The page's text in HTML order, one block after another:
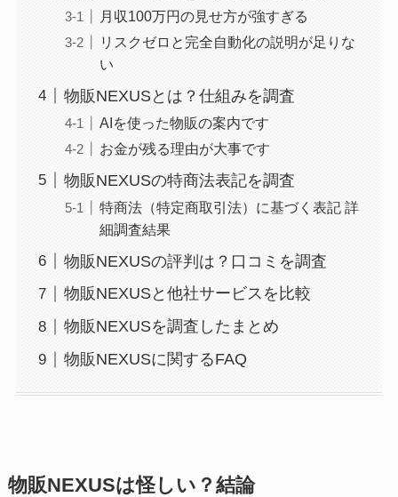
月収100万円の見せ方が強すぎる
リスクゼロと完全自動化の説明が足りな
い
物販NEXUSとは？仕組みを調査
AIを使った物販の案内です
お金が残る理由が大事です
物販NEXUSの特商法表記を調査
特商法（特定商取引法）に基づく表記 詳
細調査結果
物販NEXUSの評判は？口コミを調査
物販NEXUSと他社サービスを比較
物販NEXUSを調査したまとめ
物販NEXUSに関するFAQ
物販NEXUSは怪しい？結論